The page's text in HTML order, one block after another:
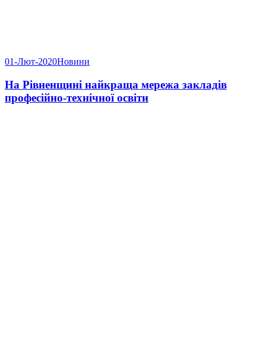
01-Лют-2020Новини
На Рівненщині найкраща мережа закладів
професійно-технічної освіти